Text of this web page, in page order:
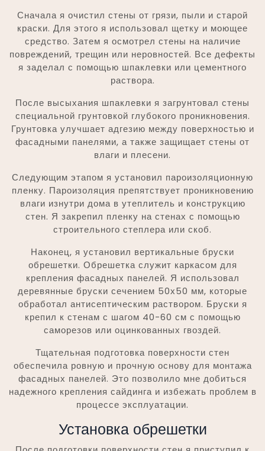
Сначала я очистил стены от грязи, пыли и старой
краски. Для этого я использовал щетку и моющее
средство. Затем я осмотрел стены на наличие
повреждений, трещин или неровностей. Все дефекты
я заделал с помощью шпаклевки или цементного
раствора.
После высыхания шпаклевки я загрунтовал стены
специальной грунтовкой глубокого проникновения.
Грунтовка улучшает адгезию между поверхностью и
фасадными панелями, а также защищает стены от
влаги и плесени.
Следующим этапом я установил пароизоляционную
пленку. Пароизоляция препятствует проникновению
влаги изнутри дома в утеплитель и конструкцию
стен. Я закрепил пленку на стенах с помощью
строительного степлера или скоб.
Наконец, я установил вертикальные бруски
обрешетки. Обрешетка служит каркасом для
крепления фасадных панелей. Я использовал
деревянные бруски сечением 50х50 мм, которые
обработал антисептическим раствором. Бруски я
крепил к стенам с шагом 40-60 см с помощью
саморезов или оцинкованных гвоздей.
Тщательная подготовка поверхности стен
обеспечила ровную и прочную основу для монтажа
фасадных панелей. Это позволило мне добиться
надежного крепления сайдинга и избежать проблем в
процессе эксплуатации.
Установка обрешетки